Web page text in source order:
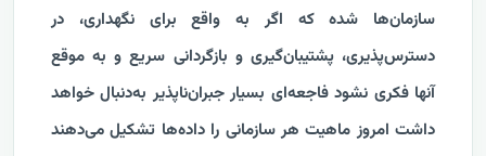
سازمان‌ها شده که اگر به واقع برای نگهداری، در
دسترس‌پذیری، پشتیبان‌گیری و بازگردانی سریع و به موقع
آنها فکری نشود فاجعه‌ای بسیار جبران‌ناپذیر به‌دنبال خواهد
داشت امروز ماهیت هر سازمانی را داده‌ها تشکیل می‌دهند